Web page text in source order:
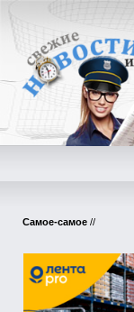
Самое-самое //